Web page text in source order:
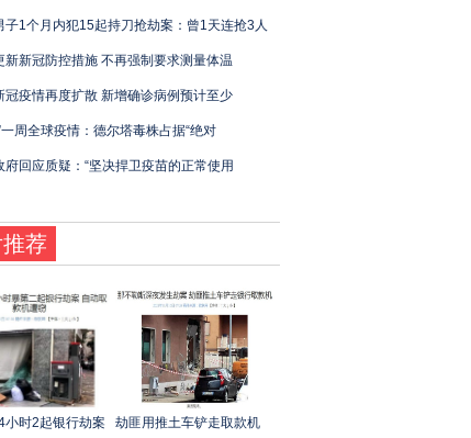
子1个月内犯15起持刀抢劫案：曾1天连抢3人
新新冠防控措施 不再强制要求测量体温
冠疫情再度扩散 新增确诊病例预计至少
一周全球疫情：德尔塔毒株占据“绝对
府回应质疑：“坚决捍卫疫苗的正常使用
荐
小时2起银行劫案
劫匪用推土车铲走取款机